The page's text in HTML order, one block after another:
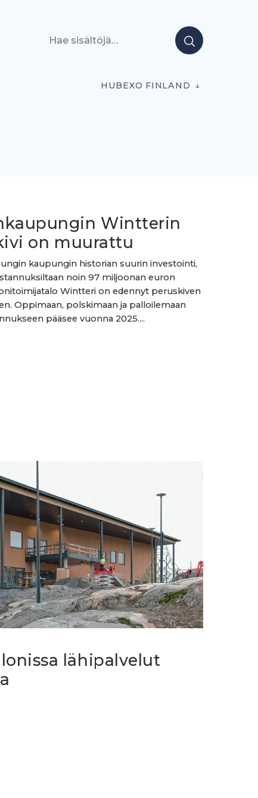
HUBEXO FINLAND
Wintterin
on muurattu
kaupungin historian suurin investointi,
noin 97 miljoonan euron
Wintteri on edennyt peruskiven
Oppimaan, polskimaan ja palloilemaan
pääsee vuonna 2025....
lähipalvelut